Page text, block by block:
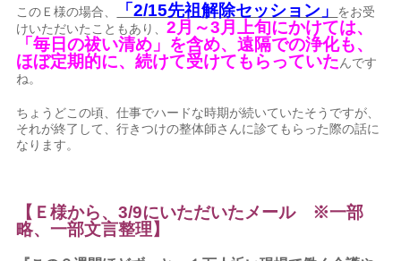
このＥ様の場合、 「2/15先祖解除セッション」
をお受
けいただいたこともあり、2月～3月上旬にかけては、
「毎日の祓い清め」を含め、遠隔での浄化も、
ほぼ定期的に、続けて受けてもらっていたんです
ね。
ちょうどこの頃、仕事でハードな時期が続いていたそうですが、
それが終了して、行きつけの整体師さんに診てもらった際の話に
なります。
【Ｅ様から、3/9にいただいたメール ※一部
略、一部文言整理】